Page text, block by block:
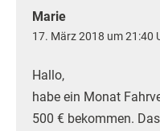
Marie
17. März 2018 um 21:40
Hallo,
habe ein Monat
500 € bekommen.